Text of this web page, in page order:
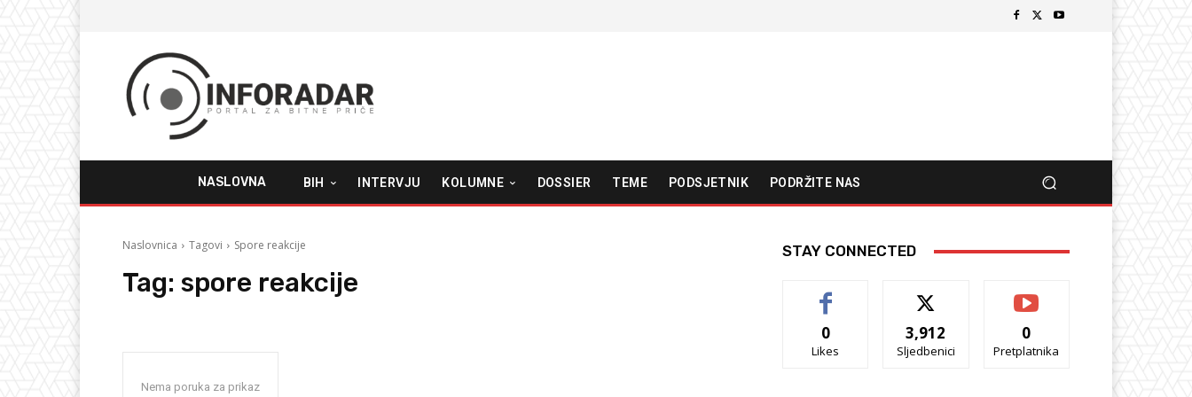
NASLOVNA BIH INTERVJU KOLUMNE DOSSIER TEME PODSJETNIK PODRŽITE NAS
Naslovnica Tagovi Spore reakcije
Tag: spore reakcije
Nema poruka za prikaz
STAY CONNECTED
0
Likes
3,912
Sljedbenici
0
Pretplatnika